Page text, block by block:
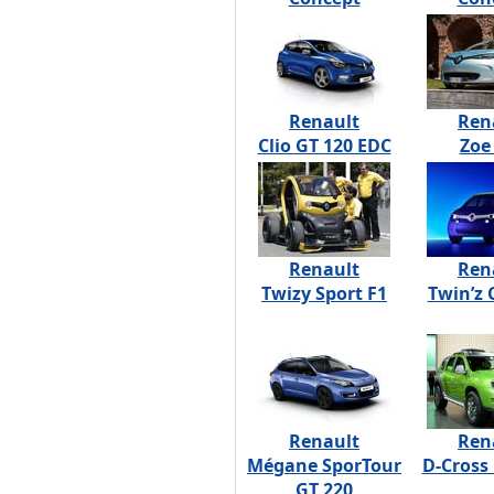
Renault
Clio GT 120 EDC
Renault
Twizy Sport F1
Twin’z
Renault
Mégane SporTour
D-